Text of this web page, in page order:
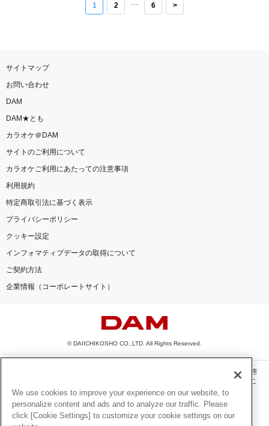
1 2 6 >
サイトマップ
お問い合わせ
DAM
DAM★とも
カラオケ＠DAM
サイトのご利用について
カラオケご利用にあたっての注意事項
利用規約
特定商取引法に基づく表示
プライバシーポリシー
クッキー設定
インフォマティブデータの取得について
ご契約方法
企業情報（コーポレートサイト）
© DAIICHIKOSHO CO.,LTD. All Rights Reserved.
このサイトに掲載されている一切の文章・画像・写真・動画・音声等を、手段や形態
を問わず、著作権法の定める範囲を超えて無断で複製、転載、ファイル化などするこ
とを禁じます。
楽曲及びコンテンツは、機種によりご利用いただけない場合があります。
楽曲及びコンテンツの配信日、配信内容が変更になる場合があります。
We use cookies to improve your experience on our website, to
personalize content and ads and to analyze our traffic. Please
click [Cookie Settings] to customize your cookie settings on our